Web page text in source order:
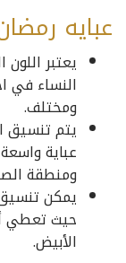
عبايه
يعتبر
النساء في
ومختلف.
يتم تنسيق
عباية
ومنطقة
يمكن
حيث تعطي
الأبيض.